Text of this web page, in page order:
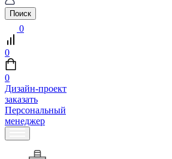
Поиск
0
0
0
Дизайн-проект
заказать
Персональный
менеджер